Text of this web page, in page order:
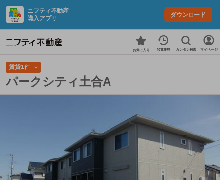
ニフティ不動産
購入アプリ
ダウンロード
お気に入り 閲覧履歴 カンタン検索 マイページ
賃貸1件
パークシティ土合A